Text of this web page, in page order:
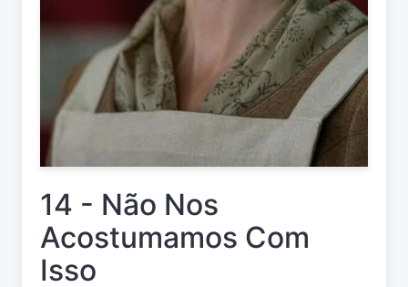
14 - Não Nos
Acostumamos Com
Isso